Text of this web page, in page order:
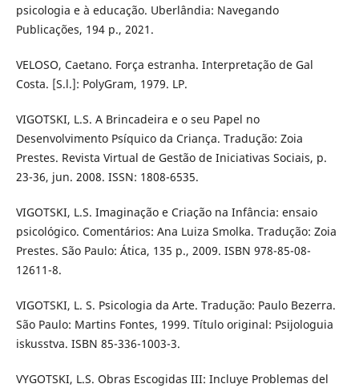
psicologia e à educação. Uberlândia: Navegando
Publicações, 194 p., 2021.
VELOSO, Caetano. Força estranha. Interpretação de Gal
Costa. [S.l.]: PolyGram, 1979. LP.
VIGOTSKI, L.S. A Brincadeira e o seu Papel no
Desenvolvimento Psíquico da Criança. Tradução: Zoia
Prestes. Revista Virtual de Gestão de Iniciativas Sociais, p.
23-36, jun. 2008. ISSN: 1808-6535.
VIGOTSKI, L.S. Imaginação e Criação na Infância: ensaio
psicológico. Comentários: Ana Luiza Smolka. Tradução: Zoia
Prestes. São Paulo: Ática, 135 p., 2009. ISBN 978-85-08-
12611-8.
VIGOTSKI, L. S. Psicologia da Arte. Tradução: Paulo Bezerra.
São Paulo: Martins Fontes, 1999. Título original: Psijologuia
iskusstva. ISBN 85-336-1003-3.
VYGOTSKI, L.S. Obras Escogidas III: Incluye Problemas del